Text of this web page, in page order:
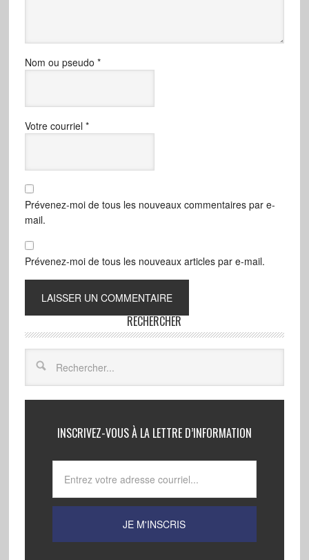
Nom ou pseudo *
Votre courriel *
Prévenez-moi de tous les nouveaux commentaires par e-
mail.
Prévenez-moi de tous les nouveaux articles par e-mail.
RECHERCHER
INSCRIVEZ-VOUS À LA LETTRE D’INFORMATION